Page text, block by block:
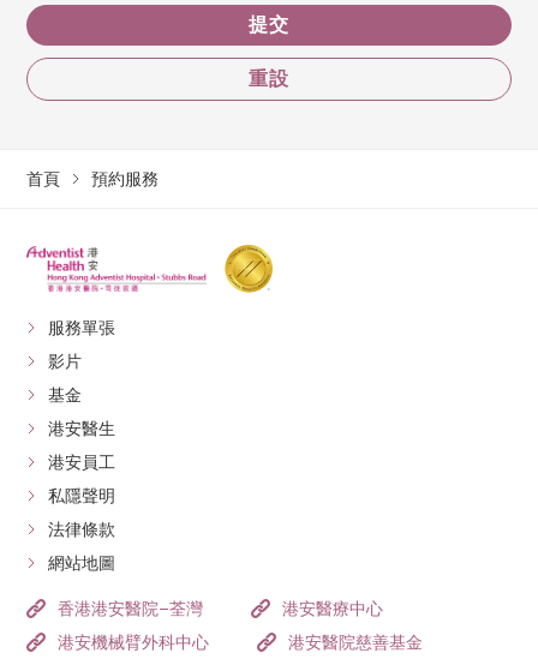
提交
重設
首頁 預約服務
服務單張
影片
基金
港安醫生
港安員工
私隱聲明
法律條款
網站地圖
香港港安醫院–荃灣
港安醫療中心
港安機械臂外科中心
港安醫院慈善基金